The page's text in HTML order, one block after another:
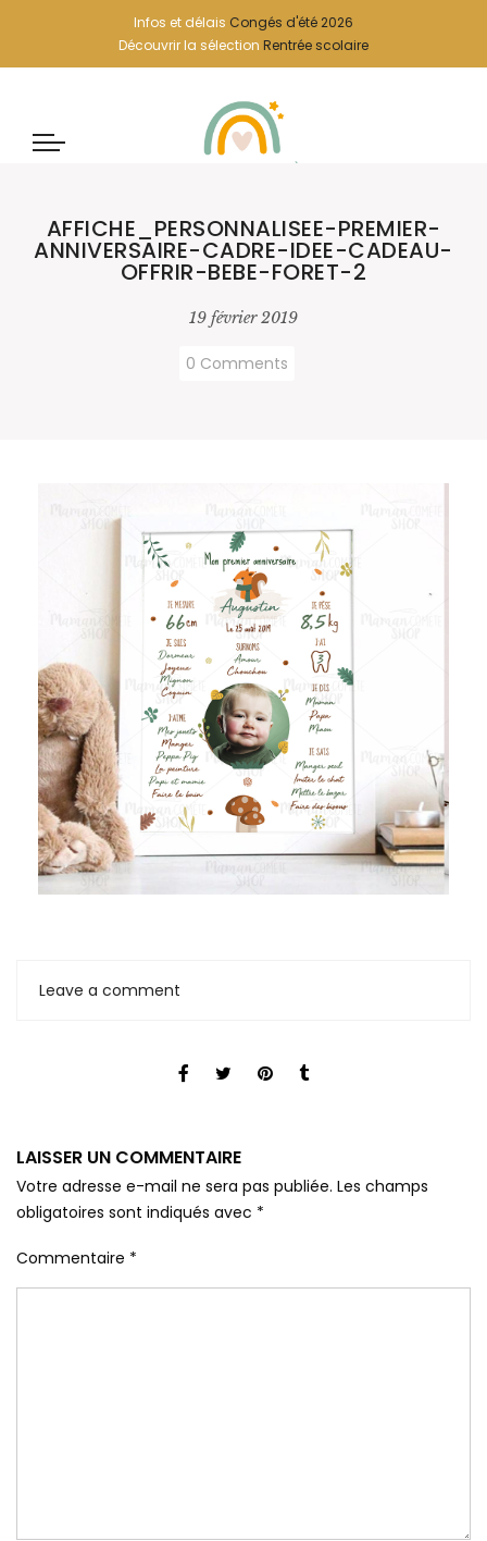
Infos et délais Congés d'été 2026
Découvrir la sélection Rentrée scolaire
AFFICHE_PERSONNALISEE-PREMIER-
ANNIVERSAIRE-CADRE-IDEE-CADEAU-
OFFRIR-BEBE-FORET-2
19 février 2019
0 Comments
Leave a comment
LAISSER UN COMMENTAIRE
Votre adresse e-mail ne sera pas publiée. Les champs
obligatoires sont indiqués avec *
Commentaire *